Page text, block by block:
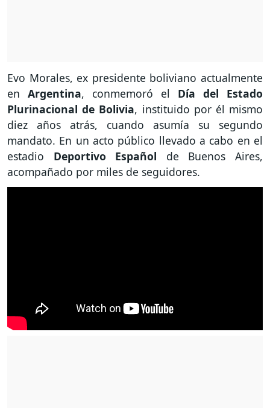
Evo Morales, ex presidente boliviano actualmente
en Argentina, conmemoró el Día del Estado
Plurinacional de Bolivia, instituido por él mismo
diez años atrás, cuando asumía su segundo
mandato. En un acto público llevado a cabo en el
estadio Deportivo Español de Buenos Aires,
acompañado por miles de seguidores.